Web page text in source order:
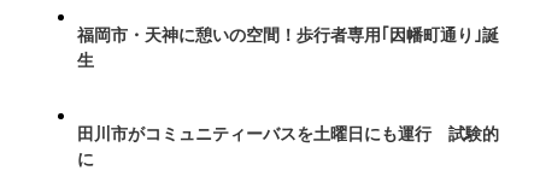
福岡市・天神に憩いの空間！歩行者専用｢因幡町通り｣誕
生
田川市がコミュニティーバスを土曜日にも運行 試験的
に